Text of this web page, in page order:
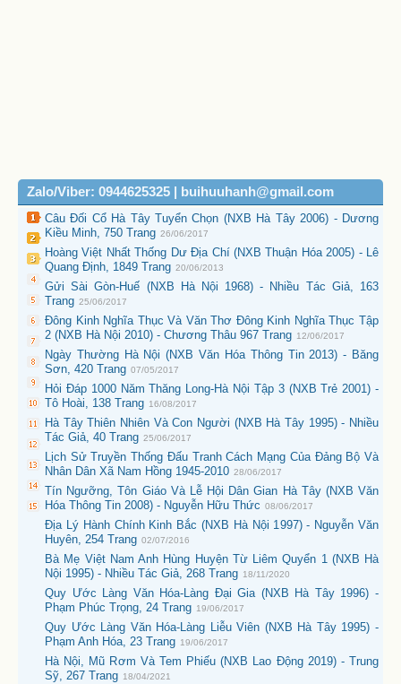
Zalo/Viber: 0944625325 | buihuuhanh@gmail.com
Câu Đối Cổ Hà Tây Tuyển Chọn (NXB Hà Tây 2006) - Dương
Kiều Minh, 750 Trang 26/06/2017
Hoàng Việt Nhất Thống Dư Địa Chí (NXB Thuận Hóa 2005) - Lê
Quang Định, 1849 Trang 20/06/2013
Gửi Sài Gòn-Huế (NXB Hà Nội 1968) - Nhiều Tác Giả, 163
Trang 25/06/2017
Đông Kinh Nghĩa Thục Và Văn Thơ Đông Kinh Nghĩa Thục Tập
2 (NXB Hà Nội 2010) - Chương Thâu 967 Trang 12/06/2017
Ngày Thường Hà Nội (NXB Văn Hóa Thông Tin 2013) - Băng
Sơn, 420 Trang 07/05/2017
Hỏi Đáp 1000 Năm Thăng Long-Hà Nội Tập 3 (NXB Trẻ 2001) -
Tô Hoài, 138 Trang 16/08/2017
Hà Tây Thiên Nhiên Và Con Người (NXB Hà Tây 1995) - Nhiều
Tác Giả, 40 Trang 25/06/2017
Lịch Sử Truyền Thống Đấu Tranh Cách Mạng Của Đảng Bộ Và
Nhân Dân Xã Nam Hồng 1945-2010 28/06/2017
Tín Ngưỡng, Tôn Giáo Và Lễ Hội Dân Gian Hà Tây (NXB Văn
Hóa Thông Tin 2008) - Nguyễn Hữu Thức 08/06/2017
Địa Lý Hành Chính Kinh Bắc (NXB Hà Nội 1997) - Nguyễn Văn
Huyên, 254 Trang 02/07/2016
Bà Mẹ Việt Nam Anh Hùng Huyện Từ Liêm Quyển 1 (NXB Hà
Nội 1995) - Nhiều Tác Giả, 268 Trang 18/11/2020
Quy Ước Làng Văn Hóa-Làng Đại Gia (NXB Hà Tây 1996) -
Phạm Phúc Trọng, 24 Trang 19/06/2017
Quy Ước Làng Văn Hóa-Làng Liễu Viên (NXB Hà Tây 1995) -
Phạm Anh Hóa, 23 Trang 19/06/2017
Hà Nội, Mũ Rơm Và Tem Phiếu (NXB Lao Động 2019) - Trung
Sỹ, 267 Trang 18/04/2021